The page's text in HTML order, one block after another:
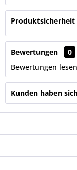
Produktsicherheit
Bewertungen
0
Bewertungen
Kunden haben